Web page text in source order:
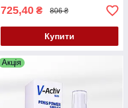
725,40 ₴ 806 ₴
Купити
Акція